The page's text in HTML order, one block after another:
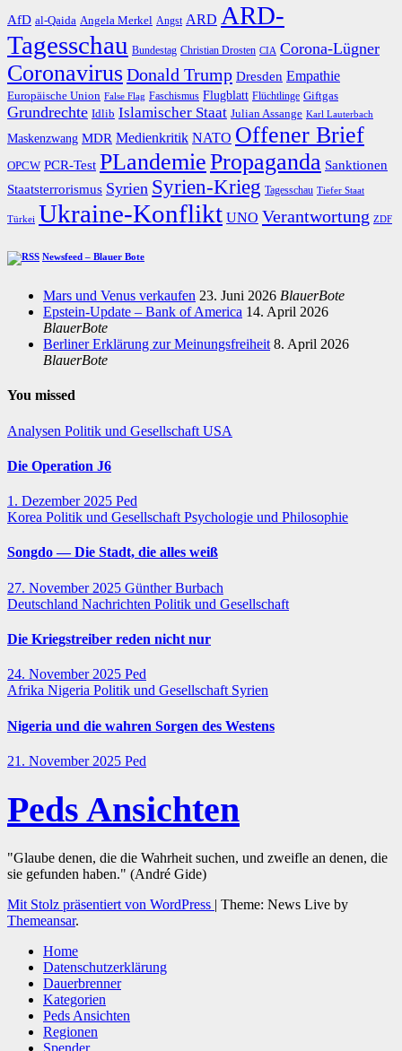
AfD al-Qaida Angela Merkel Angst ARD ARD-
Tagesschau Bundestag Christian Drosten CIA Corona-Lügner
CoronavirusDonald Trump Dresden Empathie
Europäische Union False Flag Faschismus Flugblatt Flüchtlinge Giftgas
Grundrechte Idlib Islamischer Staat Julian Assange Karl Lauterbach
Maskenzwang MDR Medienkritik NATO Offener Brief
OPCW PCR-Test PLandemiePropaganda Sanktionen
Staatsterrorismus Syrien Syrien-Krieg Tagesschau Tiefer Staat
Türkei Ukraine-Konflikt UNO Verantwortung ZDF
Newsfeed – Blauer Bote
Mars und Venus verkaufen 23. Juni 2026 BlauerBote
Epstein-Update – Bank of America 14. April 2026
BlauerBote
Berliner Erklärung zur Meinungsfreiheit 8. April 2026
BlauerBote
You missed
Analysen Politik und Gesellschaft USA
Die Operation J6
1. Dezember 2025 Ped
Korea Politik und Gesellschaft Psychologie und Philosophie
Songdo — Die Stadt, die alles weiß
27. November 2025 Günther Burbach
Deutschland Nachrichten Politik und Gesellschaft
Die Kriegstreiber reden nicht nur
24. November 2025 Ped
Afrika Nigeria Politik und Gesellschaft Syrien
Nigeria und die wahren Sorgen des Westens
21. November 2025 Ped
Peds Ansichten
"Glaube denen, die die Wahrheit suchen, und zweifle an denen, die
sie gefunden haben." (André Gide)
Mit Stolz präsentiert von WordPress | Theme: News Live by
Themeansar.
Home
Datenschutzerklärung
Dauerbrenner
Kategorien
Peds Ansichten
Regionen
Spender